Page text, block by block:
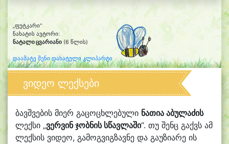
„ფუტკარი“
ნახატის ავტორი:
ნატალი ცვარიანი (6 წლის)
დაამატე შენი დახატული კლიპარტი
ვიდეო ლექსები
ბავშვების მიერ გაცოცხლებული ნათია აბულაძის
ლექსი „ვერვინ ჯობნის სწავლაში“. თუ შენც გაქვს ამ
ლექსის ვიდეო, გამოგვიგზავნე და გაუზიარე ის